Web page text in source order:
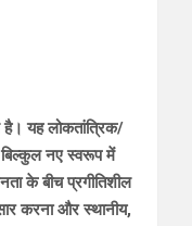
यह लोकतांत्रिक/
बिल्कुल नए स्वरूप में
के बीच प्रगीतिशील
करना और स्थानीय,